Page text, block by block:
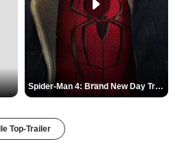
Spider-Man 4: Brand New Day Trailer (3) DF
Top-Trailer